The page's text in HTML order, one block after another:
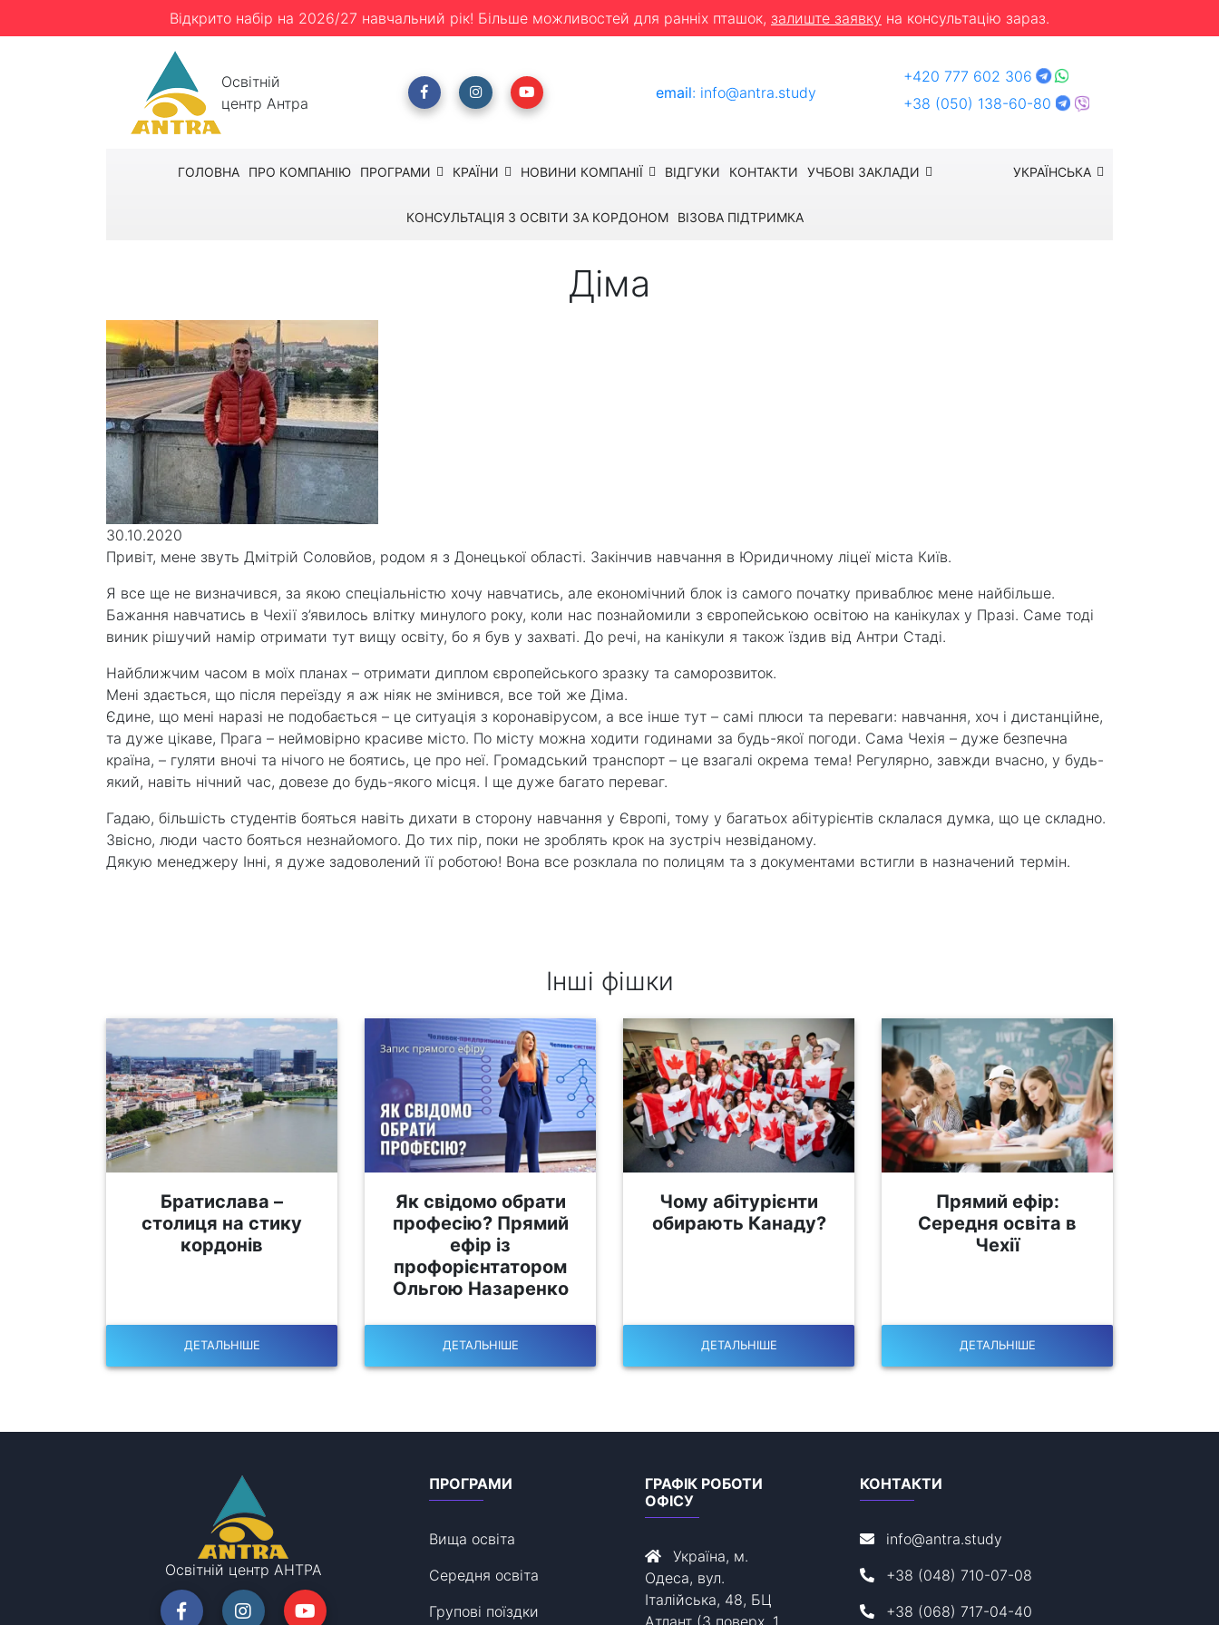
Відкрито набір на 2026/27 навчальний рік! Більше можливостей для ранніх пташок, залиште заявку на консультацію зараз.
Освітній
центр Антра
email: info@antra.study
+420 777 602 306
+38 (050) 138-60-80
ГОЛОВНА ПРО КОМПАНІЮ ПРОГРАМИ УКРАЇНСЬКА
КРАЇНИ НОВИНИ КОМПАНІЇ ВІДГУКИ КОНТАКТИ УЧБОВІ ЗАКЛАДИ
КОНСУЛЬТАЦІЯ З ОСВІТИ ЗА КОРДОНОМ ВІЗОВА ПІДТРИМКА
Діма
30.10.2020
Привіт, мене звуть Дмітрій Соловйов, родом я з Донецької області. Закінчив навчання в Юридичному ліцеї міста Київ.
Я все ще не визначився, за якою спеціальністю хочу навчатись, але економічний блок із самого початку приваблює мене найбільше.
Бажання навчатись в Чехії з’явилось влітку минулого року, коли нас познайомили з європейською освітою на канікулах у Празі. Саме тоді
виник рішучий намір отримати тут вищу освіту, бо я був у захваті. До речі, на канікули я також їздив від Антри Стаді.
Найближчим часом в моїх планах – отримати диплом європейського зразку та саморозвиток.
Мені здається, що після переїзду я аж ніяк не змінився, все той же Діма.
Єдине, що мені наразі не подобається – це ситуація з коронавірусом, а все інше тут – самі плюси та переваги: навчання, хоч і дистанційне,
та дуже цікаве, Прага – неймовірно красиве місто. По місту можна ходити годинами за будь-якої погоди. Сама Чехія – дуже безпечна
країна, – гуляти вночі та нічого не боятись, це про неї. Громадський транспорт – це взагалі окрема тема! Регулярно, завжди вчасно, у будь-
який, навіть нічний час, довезе до будь-якого місця. І ще дуже багато переваг.
Гадаю, більшість студентів бояться навіть дихати в сторону навчання у Європі, тому у багатьох абітурієнтів склалася думка, що це складно.
Звісно, люди часто бояться незнайомого. До тих пір, поки не зроблять крок на зустріч незвіданому.
Дякую менеджеру Інні, я дуже задоволений її роботою! Вона все розклала по полицям та з документами встигли в назначений термін.
Інші фішки
Братислава –
столиця на стику
кордонів
ДЕТАЛЬНІШЕ
Як свідомо обрати
професію? Прямий
ефір із
профорієнтатором
Ольгою Назаренко
ДЕТАЛЬНІШЕ
Чому абітурієнти
обирають Канаду?
ДЕТАЛЬНІШЕ
Прямий ефір:
Середня освіта в
Чехії
ДЕТАЛЬНІШЕ
Освітній центр АНТРА
ПРОГРАМИ
Вища освіта
Середня освіта
Групові поїздки
ГРАФІК РОБОТИ
ОФІСУ
Україна, м.
Одеса, вул.
Італійська, 48, БЦ
Атлант (3 поверх, 1
КОНТАКТИ
info@antra.study
+38 (048) 710-07-08
+38 (068) 717-04-40